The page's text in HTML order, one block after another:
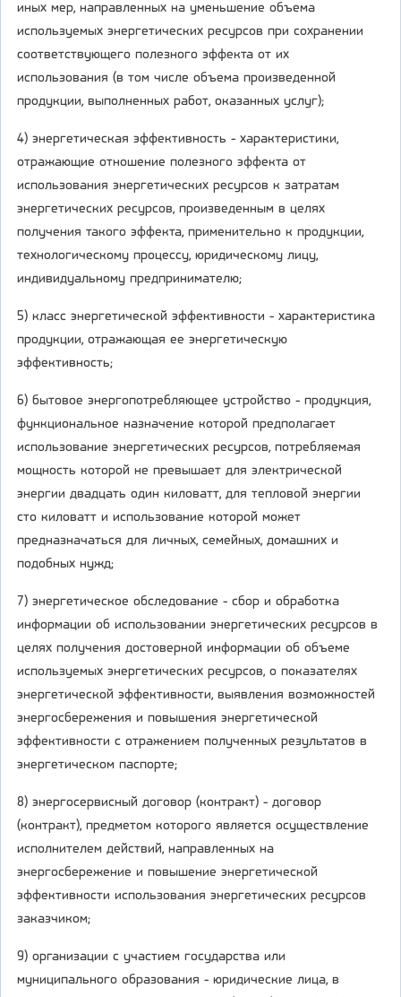
иных мер, направленных на уменьшение объема
используемых энергетических ресурсов при сохранении
соответствующего полезного эффекта от их
использования (в том числе объема произведенной
продукции, выполненных работ, оказанных услуг);
4) энергетическая эффективность - характеристики,
отражающие отношение полезного эффекта от
использования энергетических ресурсов к затратам
энергетических ресурсов, произведенным в целях
получения такого эффекта, применительно к продукции,
технологическому процессу, юридическому лицу,
индивидуальному предпринимателю;
5) класс энергетической эффективности - характеристика
продукции, отражающая ее энергетическую
эффективность;
6) бытовое энергопотребляющее устройство - продукция,
функциональное назначение которой предполагает
использование энергетических ресурсов, потребляемая
мощность которой не превышает для электрической
энергии двадцать один киловатт, для тепловой энергии
сто киловатт и использование которой может
предназначаться для личных, семейных, домашних и
подобных нужд;
7) энергетическое обследование - сбор и обработка
информации об использовании энергетических ресурсов в
целях получения достоверной информации об объеме
используемых энергетических ресурсов, о показателях
энергетической эффективности, выявления возможностей
энергосбережения и повышения энергетической
эффективности с отражением полученных результатов в
энергетическом паспорте;
8) энергосервисный договор (контракт) - договор
(контракт), предметом которого является осуществление
исполнителем действий, направленных на
энергосбережение и повышение энергетической
эффективности использования энергетических ресурсов
заказчиком;
9) организации с участием государства или
муниципального образования - юридические лица, в